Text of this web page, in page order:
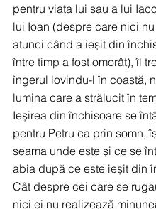
pentru viața lui sau a lui
lui Ioan (despre care nici
atunci când a ieșit din
între timp a fost omorât), îl
îngerul lovindu-l în coastă,
lumina care a strălucit în
Ieșirea din închisoare se
pentru Petru ca prin somn,
seama unde este și ce se
abia după ce este ieșit din
Cât despre cei care se
nici ei nu realizează